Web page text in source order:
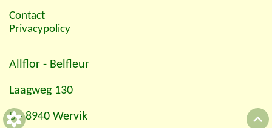
Contact
Privacypolicy
Allflor - Belfleur
Laagweg 130
B - 8940 Wervik